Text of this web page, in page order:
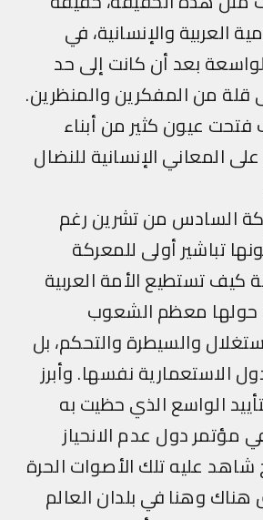
والإنسانية، في
بعد أن كانت إلى حد
من المفكرين والمنظرين.
عيون كثير من أبناء
الإنسانية للنضال
من تشرين رغم
أولى للمعركة
تستطيع الأمة العربية
معظم الشعوب
والسيطرة والتحكم، بل
نفسها. وأبرز
الواسع الذي حظيت به
دول عدم الانحياز
عليه تلك الأصوات الحرة
وهنا في بلدان العالم